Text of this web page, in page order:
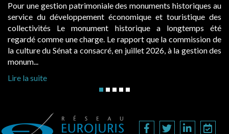
une gestion patrimoniale des monuments historiques au
du développement économique et touristique des
Le monument historique a longtemps été
comme une charge. Le rapport que la commission de
du Sénat a consacré, en juillet 2026, à la gestion des
la suite